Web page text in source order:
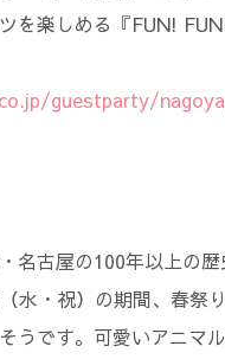
を楽しめる『FUN!
guestparty/
名古屋の100年以上の
水・祝）の期間、春祭
うです。可愛いアニマ